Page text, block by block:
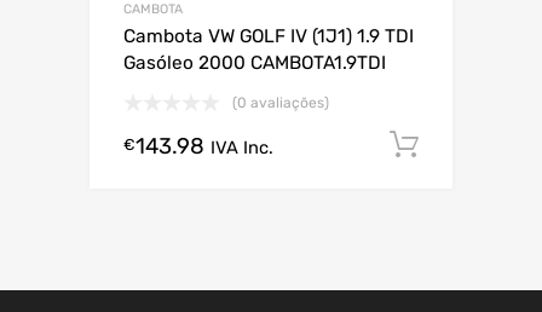
CAMBOTA
Cambota VW GOLF IV (1J1) 1.9 TDI
Gasóleo 2000 CAMBOTA1.9TDI
(0 avaliações)
€143.98 IVA Inc.